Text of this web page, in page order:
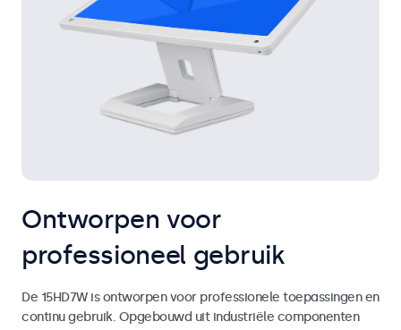
Ontworpen voor
professioneel gebruik
De 15HD7W is ontworpen voor professionele toepassingen en
continu gebruik. Opgebouwd uit industriële componenten